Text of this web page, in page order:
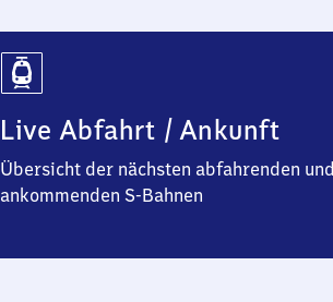
Live Abfahrt / Ankunft
Übersicht der nächsten abfahrenden und
ankommenden S-Bahnen